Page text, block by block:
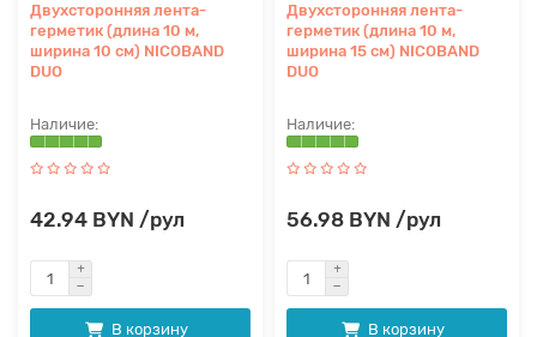
Двухсторонняя лента-
герметик (длина 10 м,
ширина 10 см) NICOBAND
DUO
42.94 BYN /рул
В корзину
Двухсторонняя лента-
герметик (длина 10 м,
ширина 15 см) NICOBAND
DUO
56.98 BYN /рул
В корзину